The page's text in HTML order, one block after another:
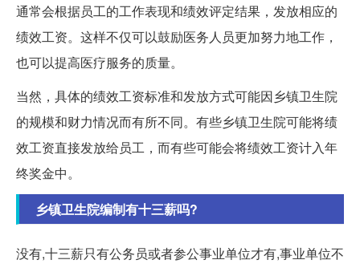
通常会根据员工的工作表现和绩效评定结果，发放相应的
绩效工资。这样不仅可以鼓励医务人员更加努力地工作，
也可以提高医疗服务的质量。
当然，具体的绩效工资标准和发放方式可能因乡镇卫生院
的规模和财力情况而有所不同。有些乡镇卫生院可能将绩
效工资直接发放给员工，而有些可能会将绩效工资计入年
终奖金中。
乡镇卫生院编制有十三薪吗?
没有,十三薪只有公务员或者参公事业单位才有,事业单位不